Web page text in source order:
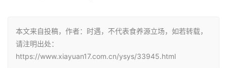
本文来自投稿，作者：时遇，不代表食养源立场，如若转载，
请注明出处：
https://www.xiayuan17.com.cn/ysys/33945.html